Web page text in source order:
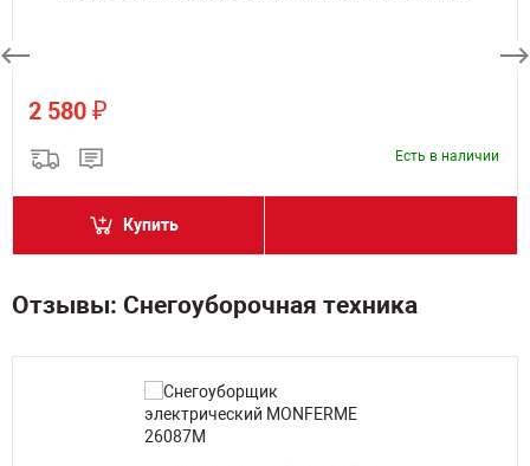
2 580 ₽
Есть в наличии
Купить
Отзывы: Снегоуборочная техника